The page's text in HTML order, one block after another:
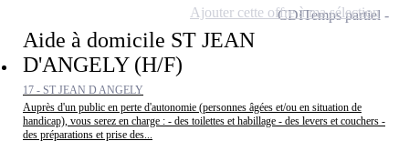
Aide à domicile ST JEAN
D'ANGELY (H/F)
17 - ST JEAN D ANGELY
Auprès d'un public en perte d'autonomie (personnes âgées et/ou en situation de
handicap), vous serez en charge : - des toilettes et habillage - des levers et couchers -
des préparations et prise des...
CDITemps partiel
Ajouter cette offre à ma sélection